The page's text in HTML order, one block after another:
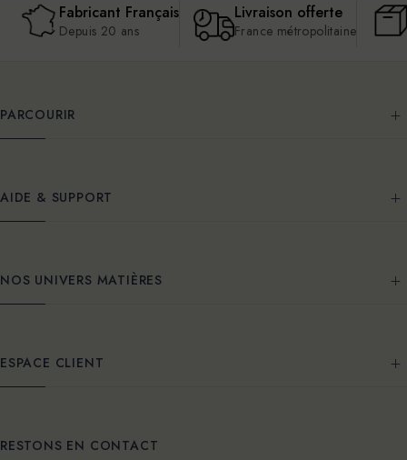
Fabricant Français
Depuis 20 ans
Livraison offerte
France métropolitaine
PARCOURIR
AIDE & SUPPORT
NOS UNIVERS MATIÈRES
ESPACE CLIENT
RESTONS EN CONTACT